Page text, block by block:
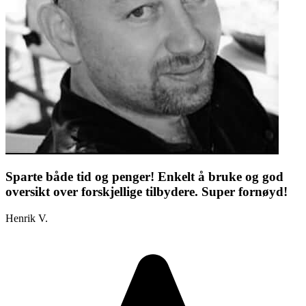
Sparte både tid og penger! Enkelt å bruke og god
oversikt over forskjellige tilbydere. Super fornøyd!
Henrik V.